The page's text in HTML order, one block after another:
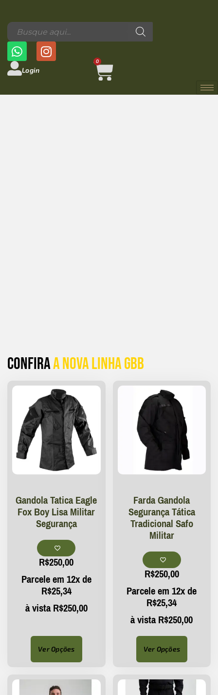
Login
0
Confiraa Nova linha GBB
Gandola Tatica Eagle
Fox Boy Lisa Militar
Segurança
R$250,00
Parcele em 12x de
R$25,34
à vistaR$250,00
Ver Opções
Farda Gandola
Segurança Tática
Tradicional Safo
Militar
R$250,00
Parcele em 12x de
R$25,34
à vistaR$250,00
Ver Opções